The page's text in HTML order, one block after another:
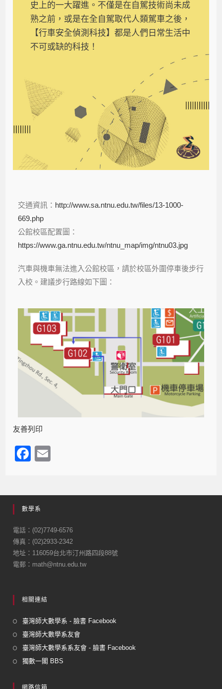
史上的一大躍進。不僅是在自駕技術尚未成
熟之前，或是在全自駕取代人類駕車之後，
【行車安全偵測科技】都是人們日常生活中
不可或缺的科技！
交通資訊： http://www.sa.ntnu.edu.tw/files/13-1000-
669.php
公館校區配置圖：
https://www.ga.ntnu.edu.tw/ntnu_map/img/ntnu03.jpg
汽車與機車無法進入公館校區，請於校區外圍停車後步行
入校。建議步行路線如下圖：
友善列印
F
e
b
o
o
k
數學系
電話：(02)7749-6576
傳真：(02)2933-2342
地址：116059台北市汀州路四段88號
電郵：math@ntnu.edu.tw
相關連結
臺灣師大數學系 - 臉書 Facebook
臺灣師大數學系友會
臺灣師大數學系系友會 - 臉書 Facebook
獨數一閣 BBS